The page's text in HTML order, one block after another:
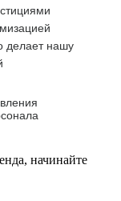
делает нашу
начинайте